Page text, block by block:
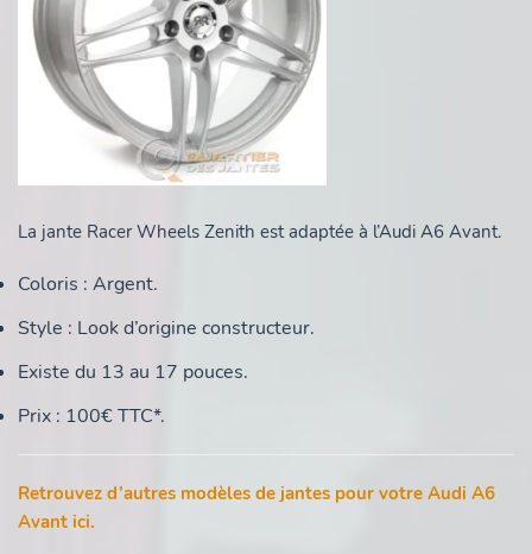
La jante Racer Wheels Zenith est adaptée à l’Audi A6 Avant.
Coloris : Argent.
Style : Look d’origine constructeur.
Existe du 13 au 17 pouces.
Prix : 100€ TTC*.
Retrouvez d’autres modèles de jantes pour votre Audi A6
Avant ici.